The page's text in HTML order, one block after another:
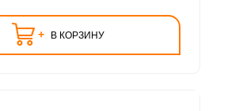
+ В КОРЗИНУ